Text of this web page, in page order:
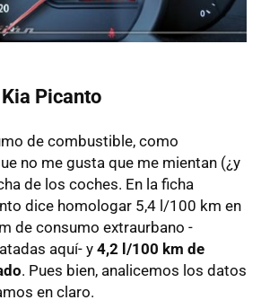
Picanto
de combustible, como
no me gusta que me mientan (¿y
de los coches. En la ficha
dice homologar 5,4 l/100 km en
de consumo extraurbano -
aquí- y 4,2 l/100 km de
. Pues bien, analicemos los datos
en claro.